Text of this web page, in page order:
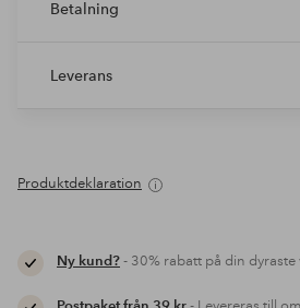
Betalning
Leverans
Produktdeklaration
Ny kund?- 30% rabatt på din dyraste